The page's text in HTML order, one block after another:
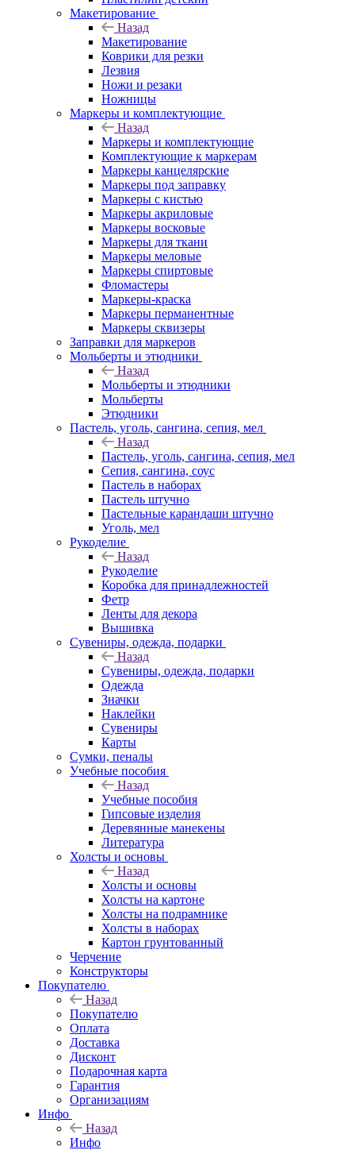
Макетирование
Назад
Макетирование
Коврики для резки
Лезвия
Ножи и резаки
Ножницы
Маркеры и комплектующие
Назад
Маркеры и комплектующие
Комплектующие к маркерам
Маркеры канцелярские
Маркеры под заправку
Маркеры с кистью
Маркеры акриловые
Маркеры восковые
Маркеры для ткани
Маркеры меловые
Маркеры спиртовые
Фломастеры
Маркеры-краска
Маркеры перманентные
Маркеры сквизеры
Заправки для маркеров
Мольберты и этюдники
Назад
Мольберты и этюдники
Мольберты
Этюдники
Пастель, уголь, сангина, сепия, мел
Назад
Пастель, уголь, сангина, сепия, мел
Сепия, сангина, соус
Пастель в наборах
Пастель штучно
Пастельные карандаши штучно
Уголь, мел
Рукоделие
Назад
Рукоделие
Коробка для принадлежностей
Фетр
Ленты для декора
Вышивка
Сувениры, одежда, подарки
Назад
Сувениры, одежда, подарки
Одежда
Значки
Наклейки
Сувениры
Карты
Сумки, пеналы
Учебные пособия
Назад
Учебные пособия
Гипсовые изделия
Деревянные манекены
Литература
Холсты и основы
Назад
Холсты и основы
Холсты на картоне
Холсты на подрамнике
Холсты в наборах
Картон грунтованный
Черчение
Конструкторы
Покупателю
Назад
Покупателю
Оплата
Доставка
Дисконт
Подарочная карта
Гарантия
Организациям
Инфо
Назад
Инфо